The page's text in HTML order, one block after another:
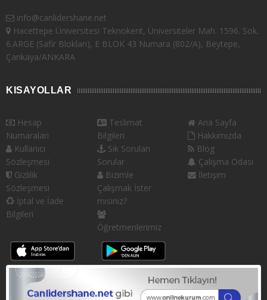
info@canlidershane.net
Hacettepe Üniversitesi Teknokent, Üniversiteler Mah. 1596. Sok.
6.ARGE (Safir Blokları), E BLOK 43 Numara (802/A), Beytepe,
Çankaya/ANKARA
KISAYOLLAR
Hesap
Numaraları
Kullanıcı
Sözleşmesi
Gizlilik
Sözleşmesi
İptal ve İade
Bilgileri
Teslimat
Bilgileri
Sık Sorulan
Sorular
Bizimle
Çalışmak İster
misiniz?
Öğretmenlerimiz
Ana Sayfa
Hakkımızda
Blog
Çalışma Odası
İletişim